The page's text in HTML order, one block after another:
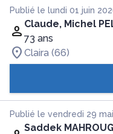
Publié le lundi 01 juin
Claude, Michel
73 ans
Claira (66)
Publié le vendredi 29
Saddek MAHROUG